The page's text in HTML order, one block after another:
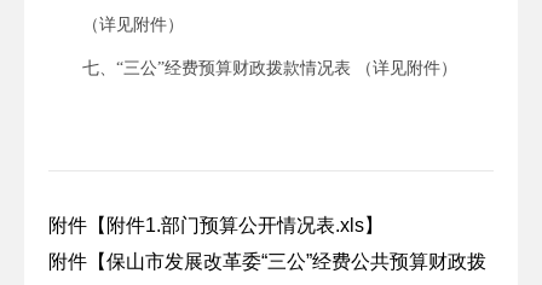
（详见附件）
七、“三公”经费预算财政拨款情况表 （详见附件）
附件【 附件1.部门预算公开情况表.xls】
附件【保山市发展改革委“三公”经费公共预算财政拨